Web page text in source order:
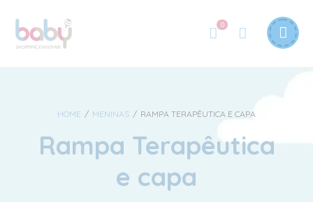
0
HOME / MENINAS / RAMPA TERAPÊUTICA E CAPA
Rampa Terapêutica
e capa